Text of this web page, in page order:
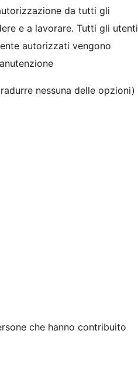
da tutti gli
e a lavorare. Tutti gli utenti
autorizzati vengono
nessuna delle opzioni)
che hanno contribuito